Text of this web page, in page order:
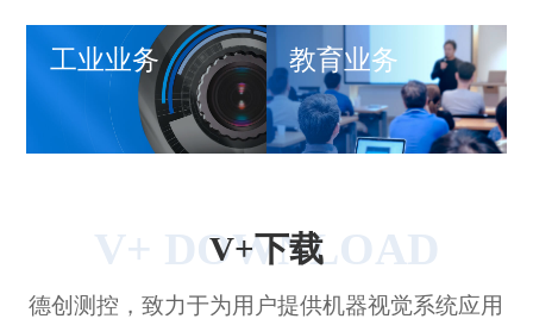
工业业务 教育业务
V+下载
V+ DOWNLOAD
德创测控，致力于为用户提供机器视觉系统应用